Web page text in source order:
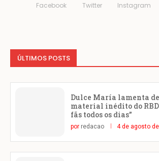
Facebook Twitter Instagram
ÚLTIMOS POSTS
Dulce María lamenta
material inédito do
fãs todos os dias”
por redacao 4 de agosto